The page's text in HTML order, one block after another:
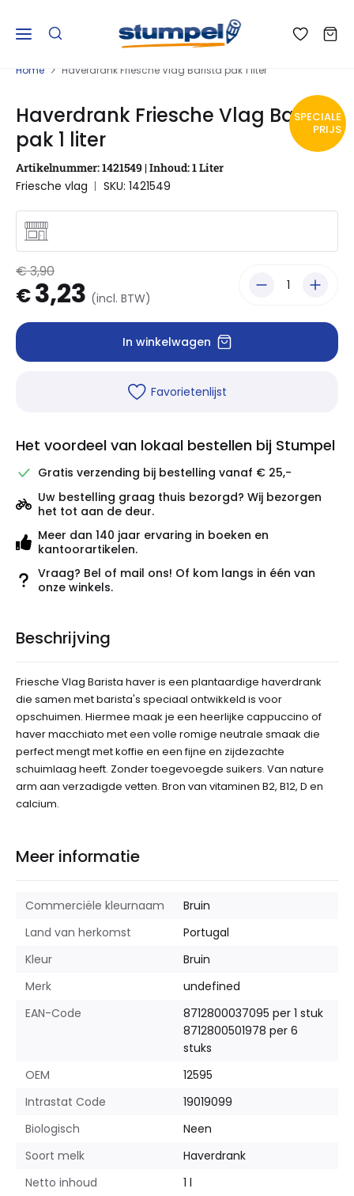
Home Haverdrank Friesche Vlag Barista pak 1 liter
SPECIALE
PRIJS
Haverdrank Friesche Vlag Barista
pak 1 liter
Artikelnummer: 1421549 | Inhoud: 1 Liter
Friesche vlag SKU: 1421549
€ 3,90
€3,23 (incl. BTW)
In winkelwagen
Favorietenlijst
Het voordeel van lokaal bestellen bij Stumpel
Gratis verzending bij bestelling vanaf € 25,-
Uw bestelling graag thuis bezorgd? Wij bezorgen
het tot aan de deur.
Meer dan 140 jaar ervaring in boeken en
kantoorartikelen.
Vraag? Bel of mail ons! Of kom langs in één van
onze winkels.
Beschrijving
Friesche Vlag Barista haver is een plantaardige haverdrank
die samen met barista's speciaal ontwikkeld is voor
opschuimen. Hiermee maak je een heerlijke cappuccino of
haver macchiato met een volle romige neutrale smaak die
perfect mengt met koffie en een fijne en zijdezachte
schuimlaag heeft. Zonder toegevoegde suikers. Van nature
arm aan verzadigde vetten. Bron van vitaminen B2, B12, D en
calcium.
Meer informatie
Commerciële kleurnaam
Bruin
Land van herkomst
Portugal
Kleur
Bruin
Merk
undefined
EAN-Code
8712800037095 per 1 stuk
8712800501978 per 6
stuks
OEM
12595
Intrastat Code
19019099
Biologisch
Neen
Soort melk
Haverdrank
Netto inhoud
1 l